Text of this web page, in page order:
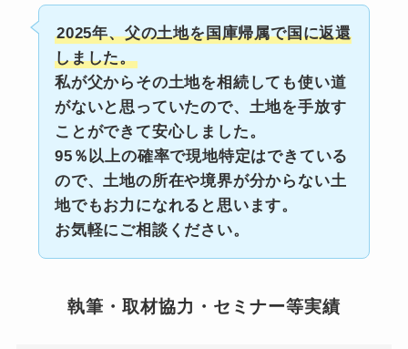
2025年、父の土地を国庫帰属で国に返還
しました。
私が父からその土地を相続しても使い道
がないと思っていたので、土地を手放す
ことができて安心しました。
95％以上の確率で現地特定はできている
ので、土地の所在や境界が分からない土
地でもお力になれると思います。
お気軽にご相談ください。
執筆・取材協力・セミナー等実績